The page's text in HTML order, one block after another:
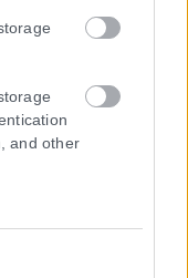
and other